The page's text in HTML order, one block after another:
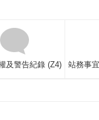
及警告紀錄 (Z4) 站務事